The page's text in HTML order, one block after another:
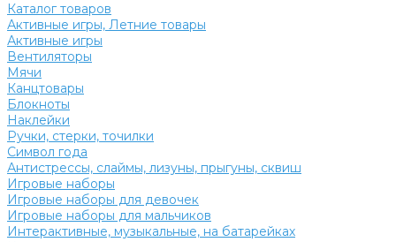
Каталог товаров
Активные игры, Летние товары
Активные игры
Вентиляторы
Мячи
Канцтовары
Блокноты
Наклейки
Ручки, стерки, точилки
Символ года
Антистрессы, слаймы, лизуны, прыгуны, сквиш
Игровые наборы
Игровые наборы для девочек
Игровые наборы для мальчиков
Интерактивные, музыкальные, на батарейках